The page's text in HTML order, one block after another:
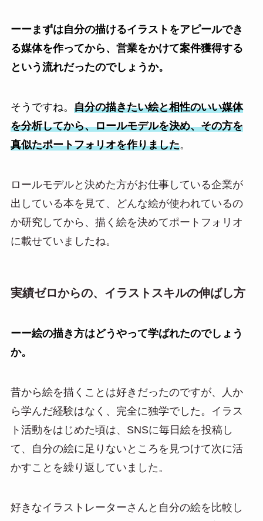
ーーまずは自分の描けるイラストをアピールでき
る媒体を作ってから、営業をかけて案件獲得する
という流れだったのでしょうか。
そうですね。 自分の描きたい絵と相性のいい媒体
を分析してから、ロールモデルを決め、その方を
真似たポートフォリオを作りました。
ロールモデルと決めた方がお仕事している企業が
出している本を見て、どんな絵が使われているの
か研究してから、描く絵を決めてポートフォリオ
に載せていましたね。
実績ゼロからの、イラストスキルの伸ばし方
ーー絵の描き方はどうやって学ばれたのでしょう
か。
昔から絵を描くことは好きだったのですが、人か
ら学んだ経験はなく、完全に独学でした。イラス
ト活動をはじめた頃は、SNSに毎日絵を投稿し
て、自分の絵に足りないところを見つけて次に活
かすことを繰り返していました。
好きなイラストレーターさんと自分の絵を比較し